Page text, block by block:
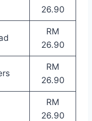
26.90
RM
26.90
RM
26.90
RM
26.90